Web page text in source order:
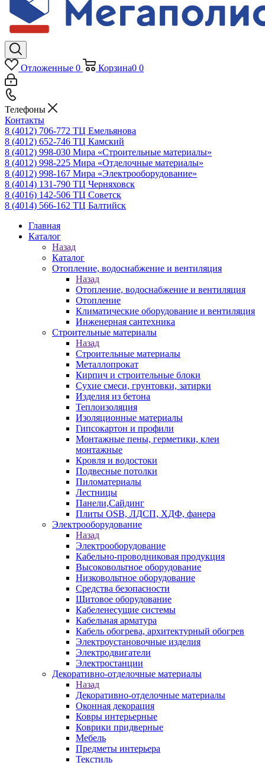
Отложенные 0 Корзина0 0
Телефоны
Контакты
8 (4012) 706-772 ТЦ Емельянова
8 (4012) 652-746 ТЦ Камский
8 (4012) 998-030 Мира «Строительные материалы»
8 (4012) 998-225 Мира «Отделочные материалы»
8 (4012) 998-167 Мира «Электрооборудование»
8 (4014) 131-790 ТЦ Черняховск
8 (4016) 142-506 ТЦ Советск
8 (4014) 566-162 ТЦ Балтийск
Главная
Каталог
Назад
Каталог
Отопление, водоснабжение и вентиляция
Назад
Отопление, водоснабжение и вентиляция
Отопление
Климатические оборудование и вентиляция
Инженерная сантехника
Строительные материалы
Назад
Строительные материалы
Металлопрокат
Кирпич и строительные блоки
Сухие смеси, грунтовки, затирки
Изделия из бетона
Теплоизоляция
Изоляционные материалы
Гипсокартон и профили
Монтажные пены, герметики, клеи
монтажные
Кровля и водостоки
Подвесные потолки
Пиломатериалы
Лестницы
Панели,Сайдинг
Плиты OSB, ЛДСП, ХДФ, фанера
Электрооборудование
Назад
Электрооборудование
Кабельно-проводниковая продукция
Высоковольтное оборудование
Низковольтное оборудование
Средства безопасности
Щитовое оборудование
Кабеленесущие системы
Кабельная арматура
Кабель обогрева, архитектурный обогрев
Электроустановочные изделия
Электродвигатели
Электростанции
Декоративно-отделочные материалы
Назад
Декоративно-отделочные материалы
Оконная декорация
Ковры интерьерные
Коврики придверные
Мебель
Предметы интерьера
Текстиль